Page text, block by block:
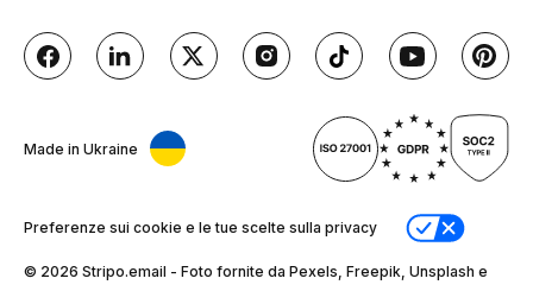
Made in Ukraine
Preferenze sui cookie e le tue scelte sulla privacy
© 2026 Stripо.email - Foto fornite da Pexels, Freepik, Unsplash e